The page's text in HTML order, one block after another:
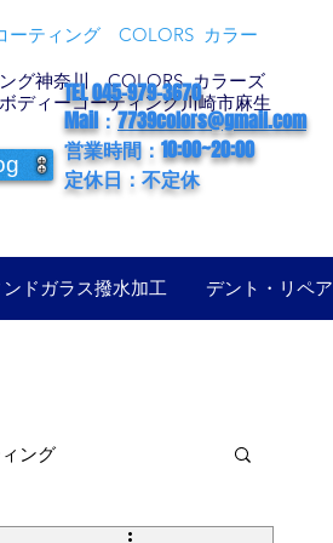
ーティング COLORS カラー
グ神奈川 COLORS カラーズ
ィーコーティング川崎市麻生
TEL 045-979-3670
Mail：7739colors@gmail.com
営業時間：10:00~20:00
定休日：不定休
ンドガラス撥水加工 デント・リペア
ング